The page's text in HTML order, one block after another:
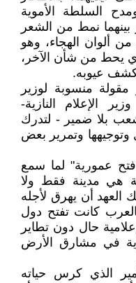
السلطة الأموية
بينهما نمط من الشعر
ألوان الهجاء، وهو
يحط من شأن الآخر،
عيوبه.
منسوبة لوزير
الإعلام النازية-
بلا ضمير - لتدرك
وتوجيهها وتمرير بعض
عمورية" لما سمع
هي مدينة فقط ولا
العهد أن يهرق لأجله
كانت تفتح دول
حال دون تطاير
في مشارق الأرض
الذي كرس حياته